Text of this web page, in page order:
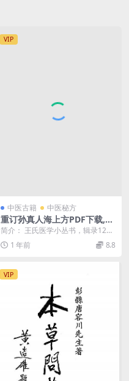
VIP
中医古籍 中医秘方
重订孙真人海上方PDF下载,中
医秘方验方
简介： 王氏医学小丛书，辑录120
余种常见病症的单验方，每病均编
成七言歌诀 截图...
1 年前 8.8
VIP